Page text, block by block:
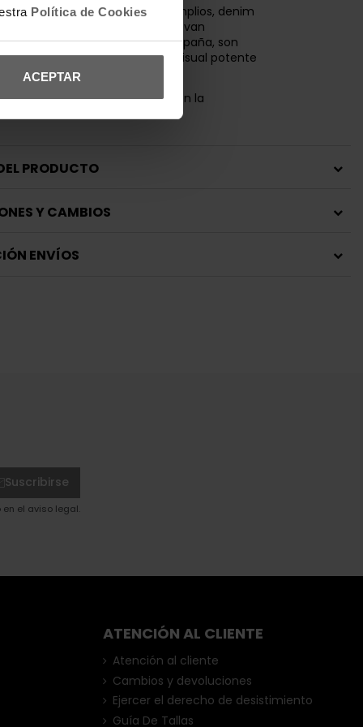
Política de Cookies
ACEPTAR
combinar con pantalones amplios, denim
elevan
streetwear. Disponibles en España, son
quienes buscan identidad visual potente
a comodidad técnica.
ante, amortiguación ABZORB en la
PRODUCTO
Y CAMBIOS
ENVÍOS
Suscribirse
el aviso legal.
ATENCIÓN AL CLIENTE
Atención al cliente
Cambios y devoluciones
Ejercer el derecho de desistimiento
Guía De Tallas